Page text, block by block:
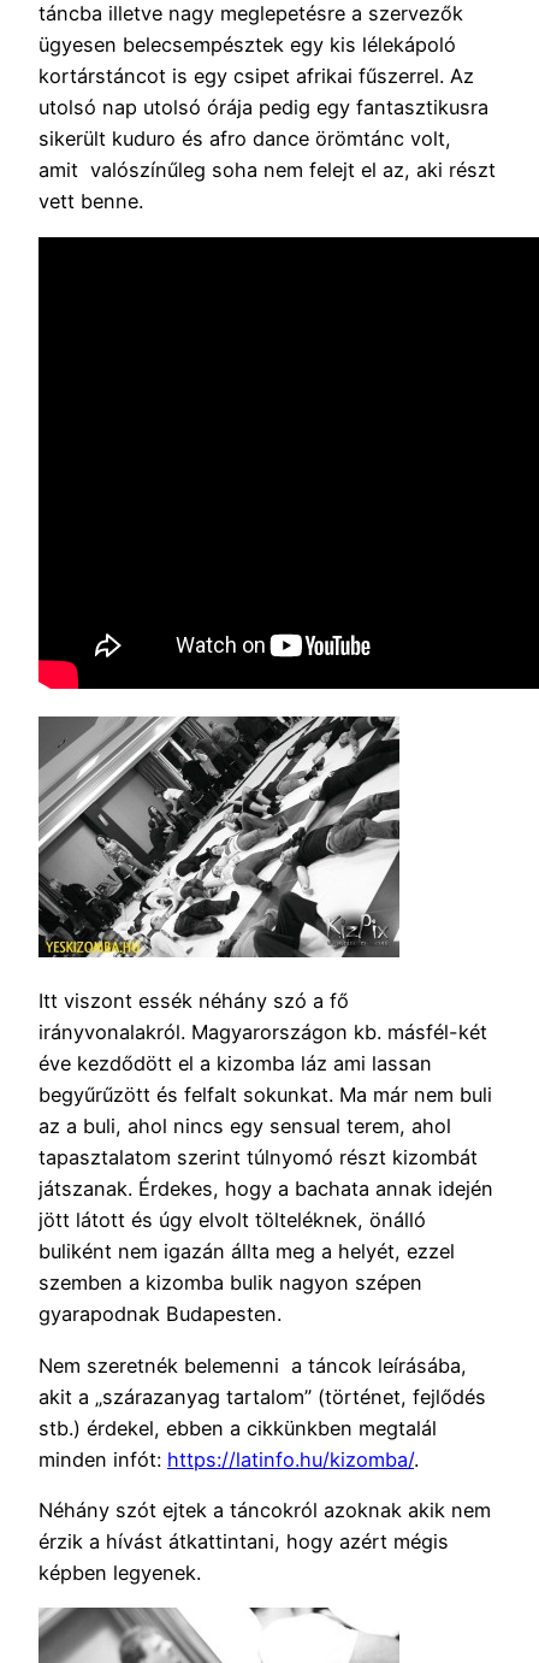
táncba illetve nagy meglepetésre a szervezők
ügyesen belecsempésztek egy kis lélekápoló
kortárstáncot is egy csipet afrikai fűszerrel. Az
utolsó nap utolsó órája pedig egy fantasztikusra
sikerült kuduro és afro dance örömtánc volt,
amit valószínűleg soha nem felejt el az, aki részt
vett benne.
Itt viszont essék néhány szó a fő
irányvonalakról. Magyarországon kb. másfél-két
éve kezdődött el a kizomba láz ami lassan
begyűrűzött és felfalt sokunkat. Ma már nem buli
az a buli, ahol nincs egy sensual terem, ahol
tapasztalatom szerint túlnyomó részt kizombát
játszanak. Érdekes, hogy a bachata annak idején
jött látott és úgy elvolt tölteléknek, önálló
buliként nem igazán állta meg a helyét, ezzel
szemben a kizomba bulik nagyon szépen
gyarapodnak Budapesten.
Nem szeretnék belemenni a táncok leírásába,
akit a „szárazanyag tartalom” (történet, fejlődés
stb.) érdekel, ebben a cikkünkben megtalál
minden infót: https://latinfo.hu/kizomba/.
Néhány szót ejtek a táncokról azoknak akik nem
érzik a hívást átkattintani, hogy azért mégis
képben legyenek.